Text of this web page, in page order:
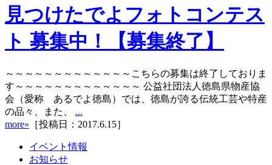
見つけたでよフォトコンテス
ト 募集中！【募集終了】
～～～～～～～～～～～～～こちらの募集は終了しておりま
す～～～～～～～～～～～～～ 公益社団法人徳島県物産協
会（愛称 あるでよ徳島）では、徳島が誇る伝統工芸や特産
の品々、また、 ...
more» ［投稿日：2017.6.15］
イベント情報
お知らせ